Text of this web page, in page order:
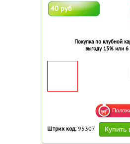
40 руб
Покупка по клубной
выгоду 15% или 6
Штрих код: 95307